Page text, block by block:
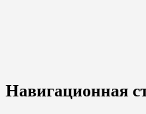
Навигационная